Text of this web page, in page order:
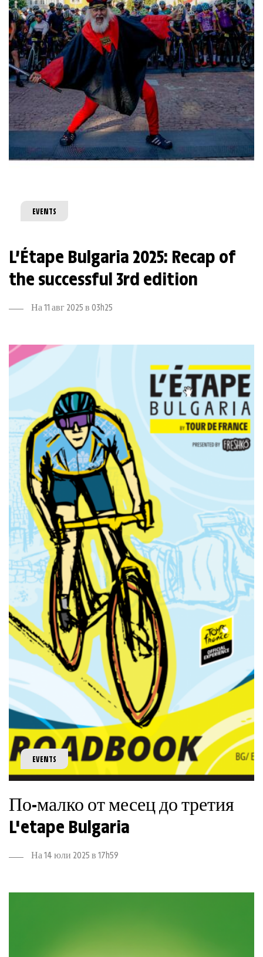
EVENTS
L’Étape Bulgaria 2025: Recap of
the successful 3rd edition
На 11 авг 2025 в 03h25
EVENTS
По-малко от месец до третия
L'etape Bulgaria
На 14 юли 2025 в 17h59